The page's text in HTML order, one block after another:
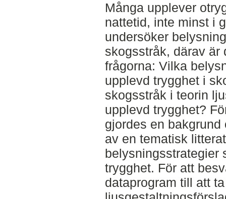
Många upplever
nattetid, inte minst i
undersöker
skogsstråk, därav är
frågorna: Vilka
upplevd trygghet i
skogsstråk i teorin
upplevd trygghet?
gjordes en
av en tematisk
belysningsstrategier
trygghet. För att
dataprogram till att